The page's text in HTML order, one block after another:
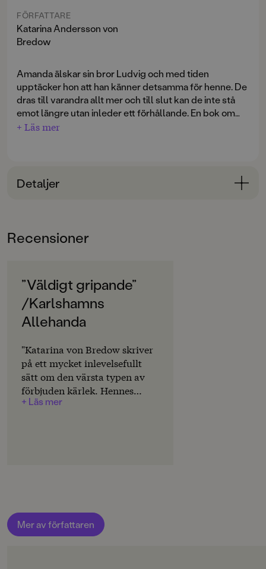
FÖRFATTARE
Katarina Andersson von
Bredow
Amanda älskar sin bror Ludvig och med tiden
upptäcker hon att han känner detsamma för henne. De
dras till varandra allt mer och till slut kan de inte stå
emot längre utan inleder ett förhållande. En bok om
kärlek och lust, men också en fråga om vad som är rätt
till tyska, danska, norska och holländska. I Tyskland
blev den nominerad till det största tyska
+ Läs mer
Detaljer
12-15
Svenska
SPRÅK
Svenska
2011-06-16
Produktion
Produktdetaljer
Recensioner
”Väldigt gripande”
/Karlshamns
Allehanda
"Katarina von Bredow skriver
på ett mycket inlevelsefullt
sätt om den värsta typen av
förbjuden kärlek. Hennes
totala avsaknad för rädslan
Allehanda
+ Läs mer
Mer av författaren